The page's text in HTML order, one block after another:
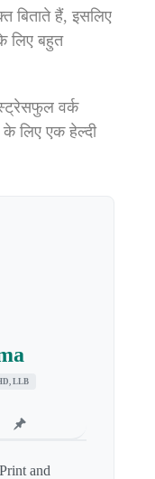
बिताते हैं, इसलिए
लिए बहुत
वर्क
लिए एक हेल्दी
LLB
and